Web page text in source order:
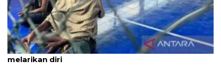
Sebanyak 14 imigran etnis Rohingya di Aceh Timur
melarikan diri